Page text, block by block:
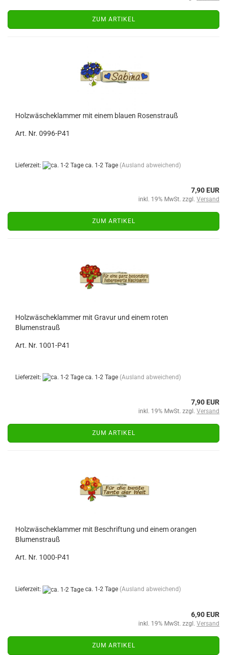
ZUM ARTIKEL
Holzwäscheklammer mit einem blauen Rosenstrauß
Art. Nr. 0996-P41
Lieferzeit: ca. 1-2 Tage (Ausland abweichend)
7,90 EUR
inkl. 19% MwSt. zzgl. Versand
ZUM ARTIKEL
Holzwäscheklammer mit Gravur und einem roten
Blumenstrauß
Art. Nr. 1001-P41
Lieferzeit: ca. 1-2 Tage (Ausland abweichend)
7,90 EUR
inkl. 19% MwSt. zzgl. Versand
ZUM ARTIKEL
Holzwäscheklammer mit Beschriftung und einem orangen
Blumenstrauß
Art. Nr. 1000-P41
Lieferzeit: ca. 1-2 Tage (Ausland abweichend)
6,90 EUR
inkl. 19% MwSt. zzgl. Versand
ZUM ARTIKEL